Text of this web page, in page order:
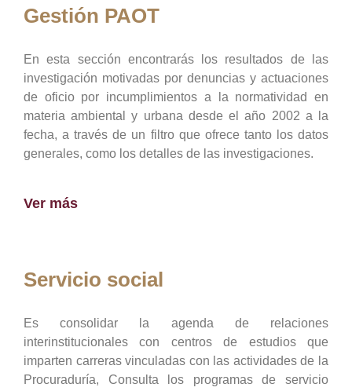
Gestión PAOT
En esta sección encontrarás los resultados de las
investigación motivadas por denuncias y actuaciones
de oficio por incumplimientos a la normatividad en
materia ambiental y urbana desde el año 2002 a la
fecha, a través de un filtro que ofrece tanto los datos
generales, como los detalles de las investigaciones.
Ver más
Servicio social
Es consolidar la agenda de relaciones
interinstitucionales con centros de estudios que
imparten carreras vinculadas con las actividades de la
Procuraduría, Consulta los programas de servicio